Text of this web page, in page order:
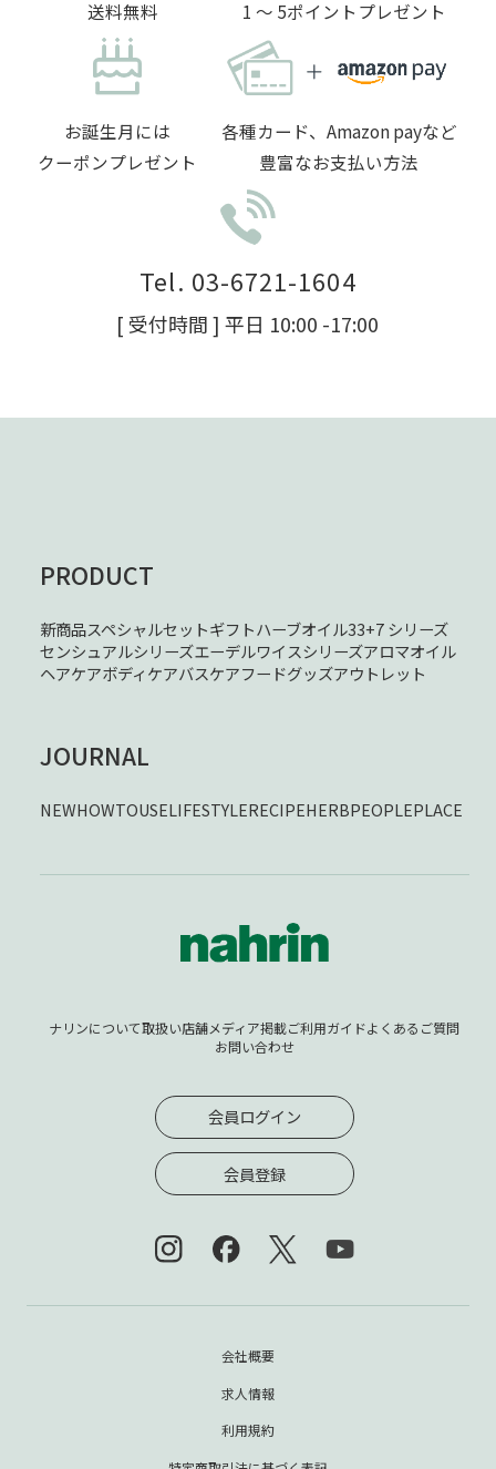
送料無料
1 〜 5ポイントプレゼント
お誕生月には
クーポンプレゼント
各種カード、Amazon payなど
豊富なお支払い方法
Tel. 03-6721-1604
[ 受付時間 ] 平日 10:00 -17:00
PRODUCT
新商品スペシャルセットギフトハーブオイル33+7 シリーズ
センシュアルシリーズエーデルワイスシリーズアロマオイル
ヘアケアボディケアバスケアフードグッズアウトレット
JOURNAL
NEWHOWTOUSELIFESTYLERECIPEHERBPEOPLEPLACE
ナリンについて取扱い店舗メディア掲載ご利用ガイドよくあるご質問
お問い合わせ
会員ログイン
会員登録
会社概要
求人情報
利用規約